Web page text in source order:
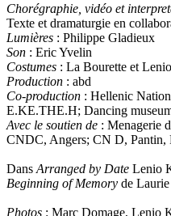
Chorégraphie, vidéo et
Texte et dramaturgie en
Lumières : Philippe Gladieux
Son : Eric Yvelin
Costumes : La Bourette et
Production : abd
Co-production : Hellenic
E.KE.THE.H; Dancing
Avec le soutien de : Menagerie
CNDC, Angers; CN D, Pantin,
Dans Arranged by Date Lenio
Beginning of Memory de
Photos : Marc Domage, Lenio